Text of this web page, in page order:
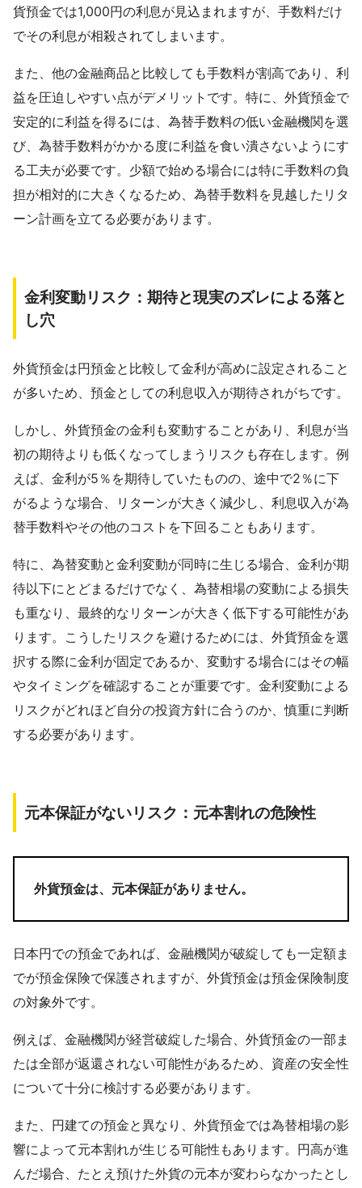
貨預金では1,000円の利息が見込まれますが、手数料だけ
でその利息が相殺されてしまいます。
また、他の金融商品と比較しても手数料が割高であり、利
益を圧迫しやすい点がデメリットです。特に、外貨預金で
安定的に利益を得るには、為替手数料の低い金融機関を選
び、為替手数料がかかる度に利益を食い潰さないようにす
る工夫が必要です。少額で始める場合には特に手数料の負
担が相対的に大きくなるため、為替手数料を見越したリタ
ーン計画を立てる必要があります。
金利変動リスク：期待と現実のズレによる落と
し穴
外貨預金は円預金と比較して金利が高めに設定されること
が多いため、預金としての利息収入が期待されがちです。
しかし、外貨預金の金利も変動することがあり、利息が当
初の期待よりも低くなってしまうリスクも存在します。例
えば、金利が5％を期待していたものの、途中で2％に下
がるような場合、リターンが大きく減少し、利息収入が為
替手数料やその他のコストを下回ることもあります。
特に、為替変動と金利変動が同時に生じる場合、金利が期
待以下にとどまるだけでなく、為替相場の変動による損失
も重なり、最終的なリターンが大きく低下する可能性があ
ります。こうしたリスクを避けるためには、外貨預金を選
択する際に金利が固定であるか、変動する場合にはその幅
やタイミングを確認することが重要です。金利変動による
リスクがどれほど自分の投資方針に合うのか、慎重に判断
する必要があります。
元本保証がないリスク：元本割れの危険性
外貨預金は、元本保証がありません。
日本円での預金であれば、金融機関が破綻しても一定額ま
でが預金保険で保護されますが、外貨預金は預金保険制度
の対象外です。
例えば、金融機関が経営破綻した場合、外貨預金の一部ま
たは全部が返還されない可能性があるため、資産の安全性
について十分に検討する必要があります。
また、円建ての預金と異なり、外貨預金では為替相場の影
響によって元本割れが生じる可能性もあります。円高が進
んだ場合、たとえ預けた外貨の元本が変わらなかったとし